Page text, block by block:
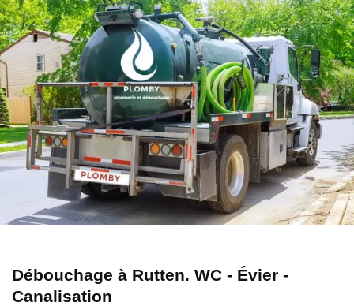
Débouchage à Rutten. WC - Évier -
Canalisation